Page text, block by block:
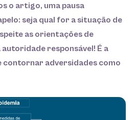
o artigo, uma pausa
seja qual for a situação de
as orientações de
responsável! É a
contornar adversidades como